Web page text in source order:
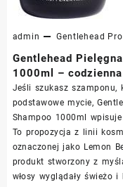
admin Gentlehead
Gentlehead
1000ml –
Jeśli szukasz
podstawowe mycie,
Shampoo 1000ml
To propozycja z linii
oznaczonej jako Lemon
produkt stworzony z
włosy wyglądały świeżo